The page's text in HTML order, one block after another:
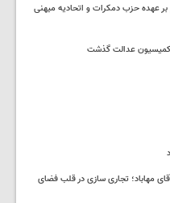
عهده حزب دمکرات و اتحادیه میهنی
مهاباد؛ تجاری سازی در قلب فضای